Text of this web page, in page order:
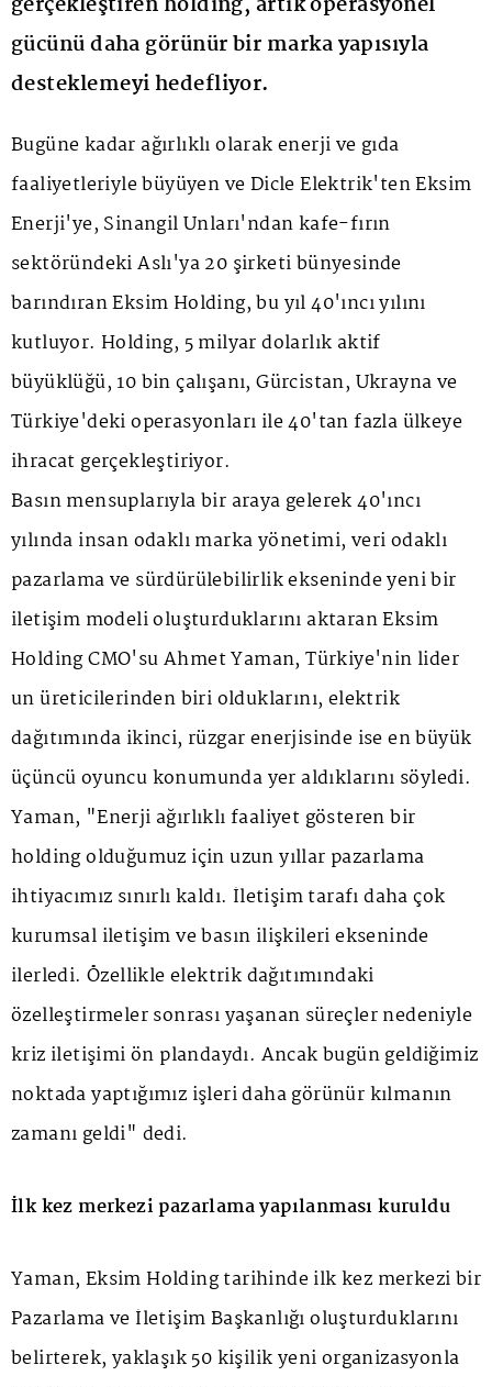
gücünü daha görünür bir marka yapısıyla
desteklemeyi hedefliyor.
Bugüne kadar ağırlıklı olarak enerji ve gıda
faaliyetleriyle büyüyen ve Dicle Elektrik'ten Eksim
Enerji'ye, Sinangil Unları'ndan kafe-fırın
sektöründeki Aslı'ya 20 şirketi bünyesinde
barındıran Eksim Holding, bu yıl 40'ıncı yılını
kutluyor. Holding, 5 milyar dolarlık aktif
büyüklüğü, 10 bin çalışanı, Gürcistan, Ukrayna ve
Türkiye'deki operasyonları ile 40'tan fazla ülkeye
ihracat gerçekleştiriyor.
Basın mensuplarıyla bir araya gelerek 40'ıncı
yılında insan odaklı marka yönetimi, veri odaklı
pazarlama ve sürdürülebilirlik ekseninde yeni bir
iletişim modeli oluşturduklarını aktaran Eksim
Holding CMO'su Ahmet Yaman, Türkiye'nin lider
un üreticilerinden biri olduklarını, elektrik
dağıtımında ikinci, rüzgar enerjisinde ise en büyük
üçüncü oyuncu konumunda yer aldıklarını söyledi.
Yaman, "Enerji ağırlıklı faaliyet gösteren bir
holding olduğumuz için uzun yıllar pazarlama
ihtiyacımız sınırlı kaldı. İletişim tarafı daha çok
kurumsal iletişim ve basın ilişkileri ekseninde
ilerledi. Özellikle elektrik dağıtımındaki
özelleştirmeler sonrası yaşanan süreçler nedeniyle
kriz iletişimi ön plandaydı. Ancak bugün geldiğimiz
noktada yaptığımız işleri daha görünür kılmanın
zamanı geldi" dedi.
İlk kez merkezi pazarlama yapılanması kuruldu
Yaman, Eksim Holding tarihinde ilk kez merkezi bir
Pazarlama ve İletişim Başkanlığı oluşturduklarını
belirterek, yaklaşık 50 kişilik yeni organizasyonla